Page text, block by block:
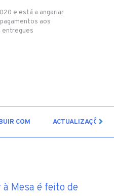
e está a angariar
aos
COM ACTUALIZAÇÕES
Mesa é feito de